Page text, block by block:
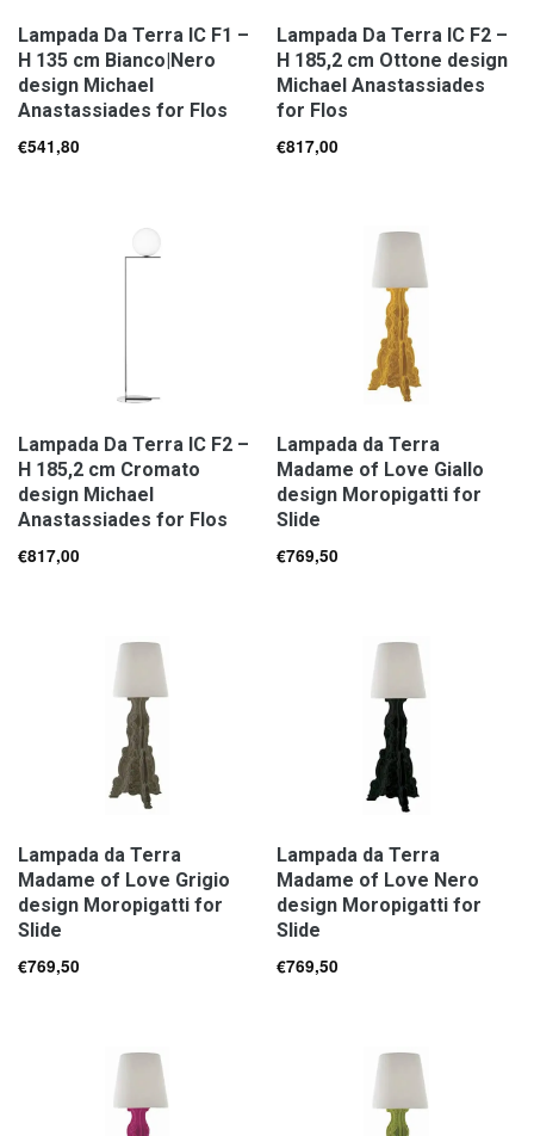
Lampada Da Terra IC F1 –
H 135 cm Bianco|Nero
design Michael
Anastassiades for Flos
€541,80
Lampada Da Terra IC F2 –
H 185,2 cm Ottone design
Michael Anastassiades
for Flos
€817,00
Lampada Da Terra IC F2 –
H 185,2 cm Cromato
design Michael
Anastassiades for Flos
€817,00
Lampada da Terra
Madame of Love Giallo
design Moropigatti for
Slide
€769,50
Lampada da Terra
Madame of Love Grigio
design Moropigatti for
Slide
€769,50
Lampada da Terra
Madame of Love Nero
design Moropigatti for
Slide
€769,50